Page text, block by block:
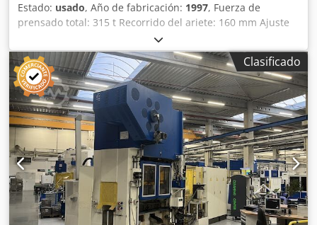
Estado: usado, Año de fabricación: 1997, Fuerza de
prensado total: 315 t Recorrido del ariete: 160 mm Ajuste
del taqué: 100 mm Altura de instalación (carrera abajo,
ajuste arriba): 1.050 mm Distancia entre montantes L-R:
2.740 mm Distancia entre montantes laterales: 1.500 mm
Distancia entre las bandejas recoge-aceite: 2.400 mm
Superficie de sujeción de la mesa aprox.: 2.740 x 1.800 mm
Superficie de sujeción del ariete aprox.: 2.400 x 1.700 mm
Número de golpes por minuto: 10 - 60 min-1 Requisito de
potencia: 75,5 kW Horas de funcionamiento de la máquina:
77.341 h Altura sobre el suelo aprox.: 5.500 mm
Dimensiones LxAnxAl: 5.400 x 3.300 x 5.700 mm Peso
aproximado de la máquina: 80 t Control: Siemens S5
Equipo estándar Sujeción de herramienta hidráulica
Dkedpfovmfzhsx Alger equipo adicional Carro de cambio
Clasificado